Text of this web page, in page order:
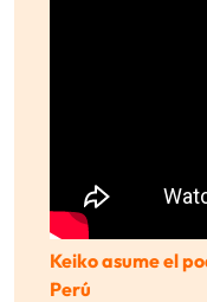
Keiko asume el
Perú